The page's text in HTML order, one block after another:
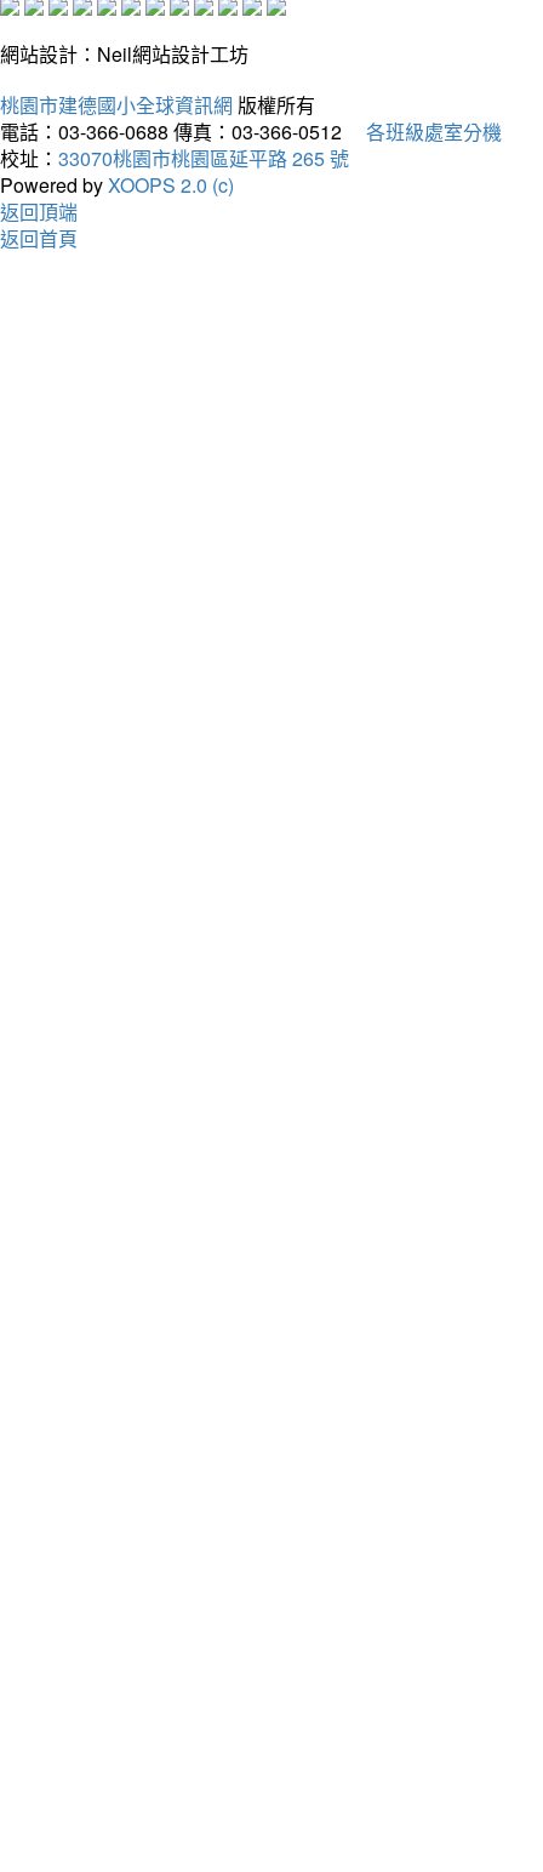
網站設計：Neil網站設計工坊
桃園市建德國小全球資訊網 版權所有
電話：03-366-0688 傳真：03-366-0512
各班級處室分機
校址： 33070桃園市桃園區延平路 265 號
Powered byXOOPS 2.0 (c)
返回頂端
返回首頁